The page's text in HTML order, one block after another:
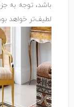
باشد، توجه به
لطیف‌تر خواهد